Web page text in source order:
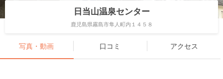
日当山温泉センター
鹿児島県霧島市隼人町内１４５８
写真・動画 口コミ アクセス